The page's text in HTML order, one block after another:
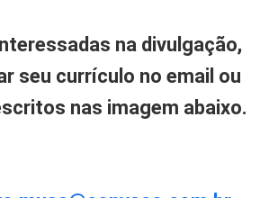
na divulgação,
seu currículo no email ou
nas imagem abaixo.